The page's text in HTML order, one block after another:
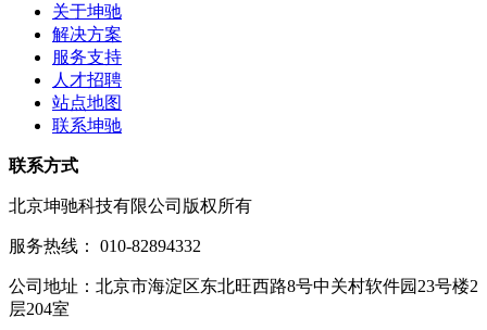
关于坤驰
解决方案
服务支持
人才招聘
站点地图
联系坤驰
联系方式
北京坤驰科技有限公司版权所有
服务热线： 010-82894332
公司地址：北京市海淀区东北旺西路8号中关村软件园23号楼2
层204室